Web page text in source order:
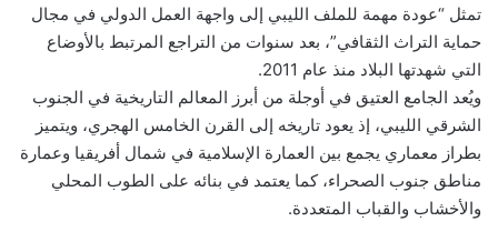
تمثل “عودة مهمة للملف الليبي إلى واجهة العمل الدولي في مجال
حماية التراث الثقافي”، بعد سنوات من التراجع المرتبط بالأوضاع
التي شهدتها البلاد منذ عام 2011.
ويُعد الجامع العتيق في أوجلة من أبرز المعالم التاريخية في الجنوب
الشرقي الليبي، إذ يعود تاريخه إلى القرن الخامس الهجري، ويتميز
بطراز معماري يجمع بين العمارة الإسلامية في شمال أفريقيا وعمارة
مناطق جنوب الصحراء، كما يعتمد في بنائه على الطوب المحلي
والأخشاب والقباب المتعددة.